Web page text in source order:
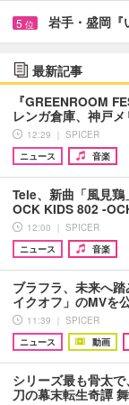
5 位 岩手・盛岡
最新記事
『GREENROOM
レンガ倉庫、神戸
12:29 ｜ SPICER
ニュース
音楽
Tele、新曲「風見
OCK KIDS 802 -
12:00 ｜ SPICER
ニュース
音楽
ブラフラ、未来へ
イクオフ」のMVを
11:39 ｜ SPICER
ニュース
動画
シリーズ最も骨太
刀の幕末転生奇譚